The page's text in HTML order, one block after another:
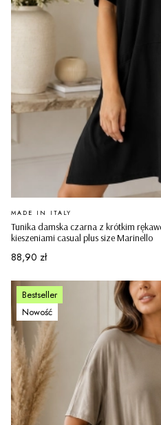
Tunika damska czarna z krótkim
kieszeniami casual plus size Marinello
PRODUCENT
MADE IN ITALY
Cena
88,90 zł
Bestseller
Nowość